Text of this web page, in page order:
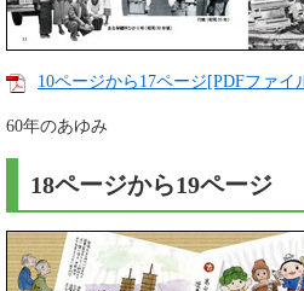
10ページから17ページ[PDFファイ
60年のあゆみ
18ページから19ページ